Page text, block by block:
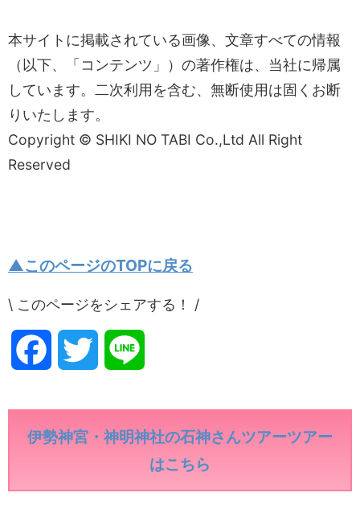
本サイトに掲載されている画像、文章すべての情報
（以下、「コンテンツ」）の著作権は、当社に帰属
しています。二次利用を含む、無断使用は固くお断
りいたします。
Copyright © SHIKI NO TABI Co.,Ltd All Right
Reserved
▲このページのTOPに戻る
\ このページをシェアする！ /
c n
e
伊勢神宮・神明神社の石神さんツアーツアー
はこちら